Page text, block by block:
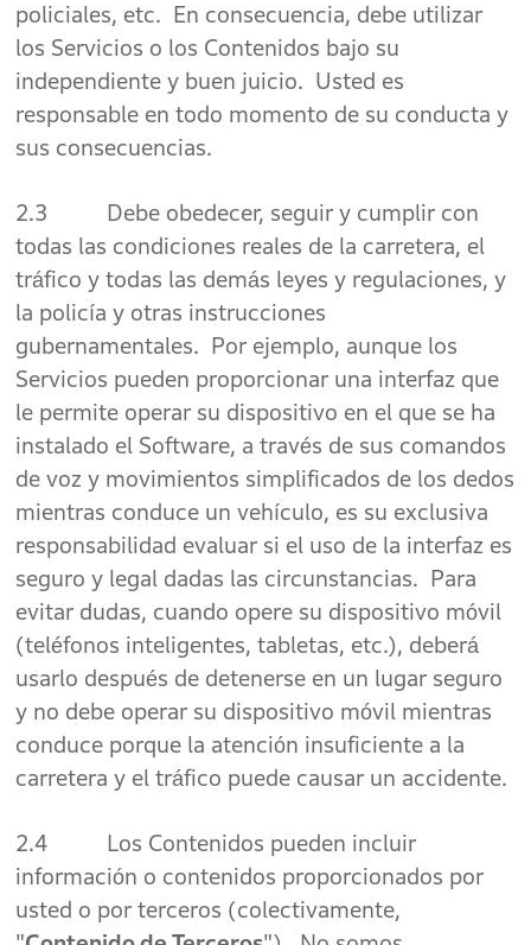
policiales, etc. En consecuencia, debe utilizar
los Servicios o los Contenidos bajo su
independiente y buen juicio. Usted es
responsable en todo momento de su conducta y
sus consecuencias.
2.3 Debe obedecer, seguir y cumplir con
todas las condiciones reales de la carretera, el
tráfico y todas las demás leyes y regulaciones, y
la policía y otras instrucciones
gubernamentales. Por ejemplo, aunque los
Servicios pueden proporcionar una interfaz que
le permite operar su dispositivo en el que se ha
instalado el Software, a través de sus comandos
de voz y movimientos simplificados de los dedos
mientras conduce un vehículo, es su exclusiva
responsabilidad evaluar si el uso de la interfaz es
seguro y legal dadas las circunstancias. Para
evitar dudas, cuando opere su dispositivo móvil
(teléfonos inteligentes, tabletas, etc.), deberá
usarlo después de detenerse en un lugar seguro
y no debe operar su dispositivo móvil mientras
conduce porque la atención insuficiente a la
carretera y el tráfico puede causar un accidente.
2.4 Los Contenidos pueden incluir
información o contenidos proporcionados por
usted o por terceros (colectivamente,